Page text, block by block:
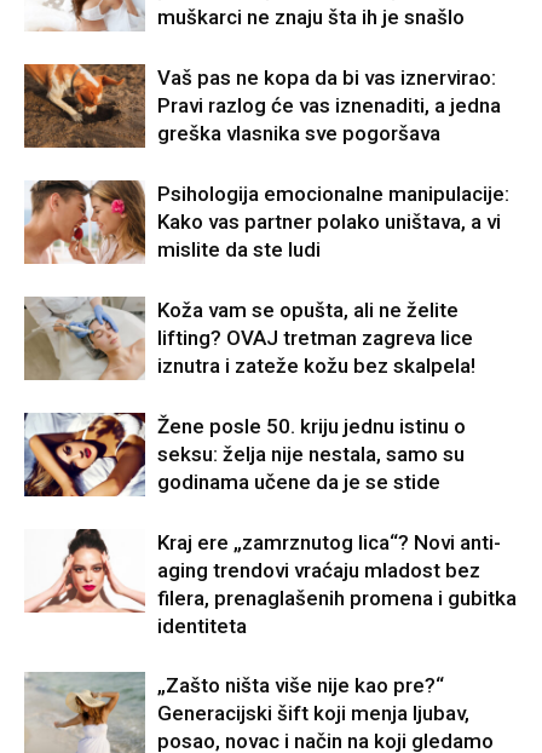
muškarci ne znaju šta ih je snašlo
Vaš pas ne kopa da bi vas iznervirao:
Pravi razlog će vas iznenaditi, a jedna
greška vlasnika sve pogoršava
Psihologija emocionalne manipulacije:
Kako vas partner polako uništava, a vi
mislite da ste ludi
Koža vam se opušta, ali ne želite
lifting? OVAJ tretman zagreva lice
iznutra i zateže kožu bez skalpela!
Žene posle 50. kriju jednu istinu o
seksu: želja nije nestala, samo su
godinama učene da je se stide
Kraj ere „zamrznutog lica“? Novi anti-
aging trendovi vraćaju mladost bez
filera, prenaglašenih promena i gubitka
identiteta
„Zašto ništa više nije kao pre?“
Generacijski šift koji menja ljubav,
posao, novac i način na koji gledamo